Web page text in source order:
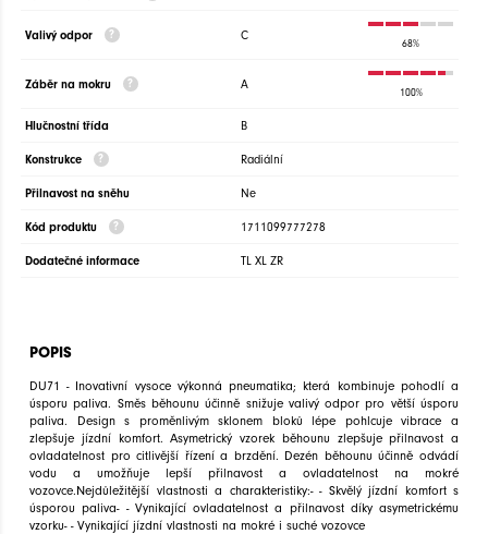
Valivý odpor C
68%
Záběr na mokru A
100%
Hlučnostní třída B
Konstrukce Radiální
Přilnavost na sněhu Ne
Kód produktu 1711099777278
Dodatečné informace TL XL ZR
POPIS
DU71 - Inovativní vysoce výkonná pneumatika; která kombinuje pohodlí a
úsporu paliva. Směs běhounu účinně snižuje valivý odpor pro větší úsporu
paliva. Design s proměnlivým sklonem bloků lépe pohlcuje vibrace a
zlepšuje jízdní komfort. Asymetrický vzorek běhounu zlepšuje přilnavost a
ovladatelnost pro citlivější řízení a brzdění. Dezén běhounu účinně odvádí
vodu a umožňuje lepší přilnavost a ovladatelnost na mokré
vozovce.Nejdůležitější vlastnosti a charakteristiky:- - Skvělý jízdní komfort s
úsporou paliva- - Vynikající ovladatelnost a přilnavost díky asymetrickému
vzorku- - Vynikající jízdní vlastnosti na mokré i suché vozovce